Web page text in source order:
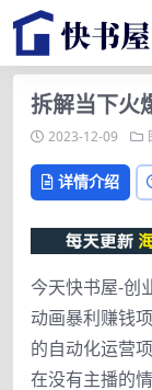
拆解当下火
2023-12-09
详情介绍
今天快书屋-创
动画暴利赚钱
的自动化运营
在没有主播的